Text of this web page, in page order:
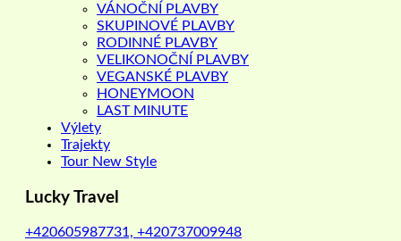
VÁNOČNÍ PLAVBY
SKUPINOVÉ PLAVBY
RODINNÉ PLAVBY
VELIKONOČNÍ PLAVBY
VEGANSKÉ PLAVBY
HONEYMOON
LAST MINUTE
Výlety
Trajekty
Tour New Style
Lucky Travel
+420605987731, +420737009948